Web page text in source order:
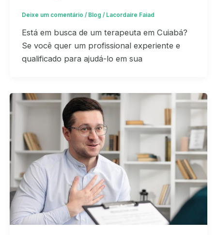
Deixe um comentário / Blog / Lacordaire Faiad
Está em busca de um terapeuta em Cuiabá?
Se você quer um profissional experiente e
qualificado para ajudá-lo em sua